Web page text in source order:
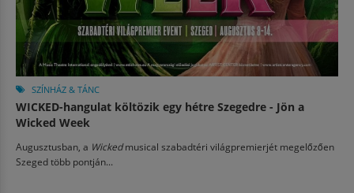
SZÍNHÁZ & TÁNC
WICKED-hangulat költözik egy hétre Szegedre - Jön a
Wicked Week
Augusztusban, a Wickedmusical szabadtéri világpremierjét megelőzően
Szeged több pontján...